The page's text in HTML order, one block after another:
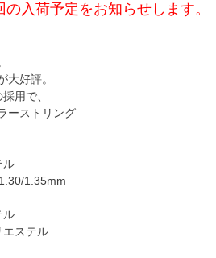
入荷予定をお知らせします。
大好評。
用で、
ーストリング
ル
1.35mm
ル
エステル